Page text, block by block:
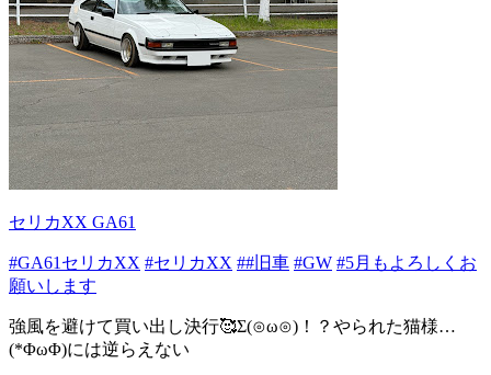
セリカXX GA61
#GA61セリカXX #セリカXX ##旧車 #GW #5月もよろしくお
願いします
強風を避けて買い出し決行🥰Σ(⊙ω⊙)！？やられた猫様…
(*ΦωΦ)には逆らえない